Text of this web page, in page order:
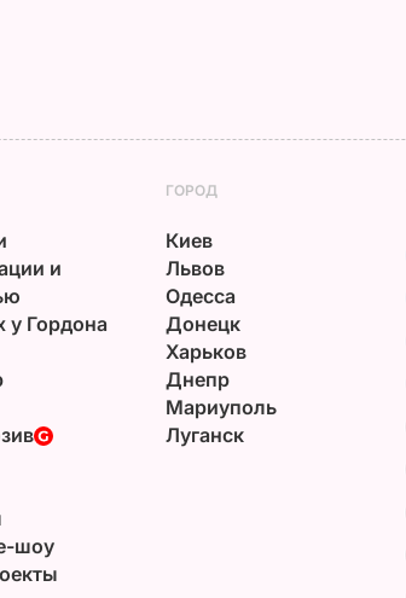
и
у Гордона
шоу
ГОРОД
Киев
Львов
Одесса
Донецк
Харьков
Днепр
Мариуполь
Луганск